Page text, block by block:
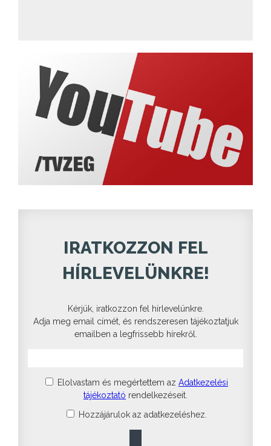
IRATKOZZON FEL
HÍRLEVELÜNKRE!
Kérjük, iratkozzon fel hírlevelünkre.
Adja meg email címét, és rendszeresen tájékoztatjuk
emailben a legfrissebb hírekről.
Elolvastam és megértettem az Adatkezelési
tájékoztató rendelkezéseit.
Hozzájárulok az adatkezeléshez.